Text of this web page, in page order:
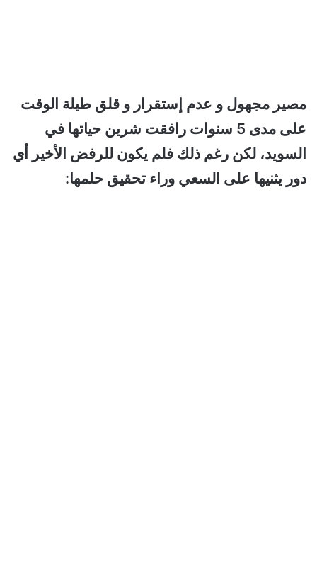
مصير مجهول و عدم إستقرار و قلق طيلة الوقت
على مدى 5 سنوات رافقت شرين حياتها في
السويد، لكن رغم ذلك فلم يكون للرفض الأخير أي
دور يثنيها على السعي وراء تحقيق حلمها: